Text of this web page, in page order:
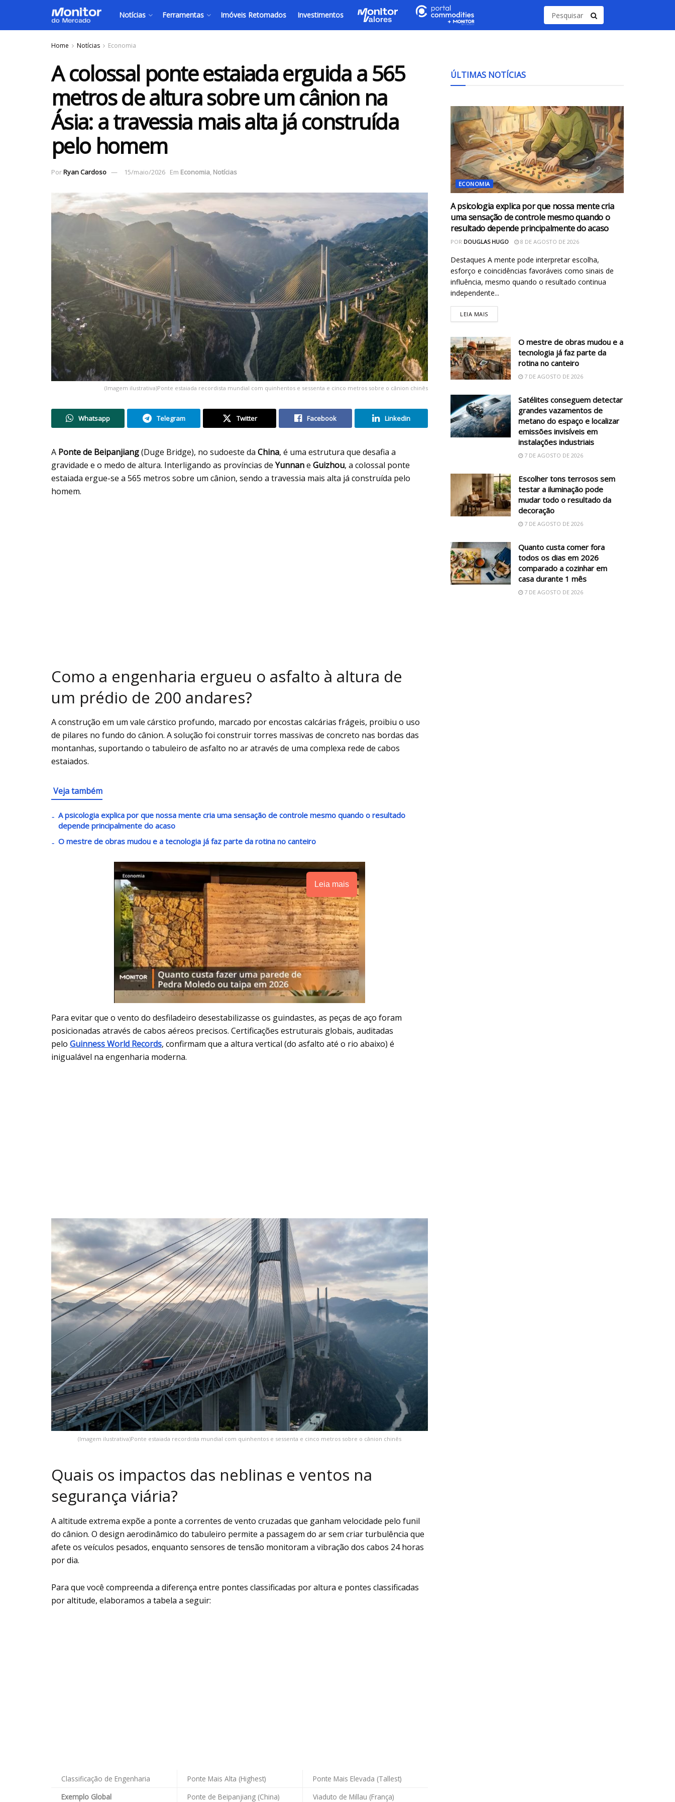
Notícias Ferramentas Imóveis Retomados Investimentos
Home Notícias Economia
A colossal ponte estaiada erguida a 565
metros de altura sobre um cânion na
Ásia: a travessia mais alta já construída
pelo homem
PorRyan Cardoso 15/maio/2026 Em Economia, Notícias
(Imagem ilustrativa)Ponte estaiada recordista mundial com quinhentos e sessenta e cinco metros sobre o cânion chinês
Whatsapp Telegram Twitter Facebook Linkedin
A Ponte de Beipanjiang(Duge Bridge), no sudoeste da China, é uma estrutura que desafia a
gravidade e o medo de altura. Interligando as províncias de Yunnane Guizhou, a colossal ponte
estaiada ergue-se a 565 metros sobre um cânion, sendo a travessia mais alta já construída pelo
homem.
Como a engenharia ergueu o asfalto à altura de
um prédio de 200 andares?
A construção em um vale cárstico profundo, marcado por encostas calcárias frágeis, proibiu o uso
de pilares no fundo do cânion. A solução foi construir torres massivas de concreto nas bordas das
montanhas, suportando o tabuleiro de asfalto no ar através de uma complexa rede de cabos
estaiados.
Veja também
A psicologia explica por que nossa mente cria uma sensação de controle mesmo quando o resultado
depende principalmente do acaso
O mestre de obras mudou e a tecnologia já faz parte da rotina no canteiro
Leia mais
Para evitar que o vento do desfiladeiro desestabilizasse os guindastes, as peças de aço foram
posicionadas através de cabos aéreos precisos. Certificações estruturais globais, auditadas
pelo Guinness World Records, confirmam que a altura vertical (do asfalto até o rio abaixo) é
inigualável na engenharia moderna.
(Imagem ilustrativa)Ponte estaiada recordista mundial com quinhentos e sessenta e cinco metros sobre o cânion chinês
Quais os impactos das neblinas e ventos na
segurança viária?
A altitude extrema expõe a ponte a correntes de vento cruzadas que ganham velocidade pelo funil
do cânion. O design aerodinâmico do tabuleiro permite a passagem do ar sem criar turbulência que
afete os veículos pesados, enquanto sensores de tensão monitoram a vibração dos cabos 24 horas
por dia.
Para que você compreenda a diferença entre pontes classificadas por altura e pontes classificadas
por altitude, elaboramos a tabela a seguir:
Classificação de Engenharia Ponte Mais Alta (Highest)
Ponte Mais Elevada (Tallest)
Exemplo Global
Ponte de Beipanjiang (China) Viaduto de Millau (França)
ÚLTIMAS NOTÍCIAS
ECONOMIA
A psicologia explica por que nossa mente cria
uma sensação de controle mesmo quando o
resultado depende principalmente do acaso
POR DOUGLAS HUGO 8 DE AGOSTO DE 2026
Destaques A mente pode interpretar escolha,
esforço e coincidências favoráveis como sinais de
influência, mesmo quando o resultado continua
independente...
LEIA MAIS
O mestre de obras mudou e a
tecnologia já faz parte da
rotina no canteiro
7 DE AGOSTO DE 2026
Satélites conseguem detectar
grandes vazamentos de
metano do espaço e localizar
emissões invisíveis em
instalações industriais
7 DE AGOSTO DE 2026
Escolher tons terrosos sem
testar a iluminação pode
mudar todo o resultado da
decoração
7 DE AGOSTO DE 2026
Quanto custa comer fora
todos os dias em 2026
comparado a cozinhar em
casa durante 1 mês
7 DE AGOSTO DE 2026